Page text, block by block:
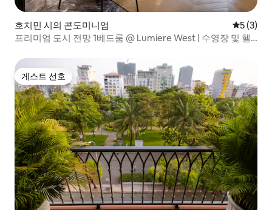
호치민 시의 콘도미니엄 평점 5점
5 (3)
프리미엄 도시 전망 1베드룸 @ Lumiere West | 수영장 및 헬
게스트 선호
게스트 선호